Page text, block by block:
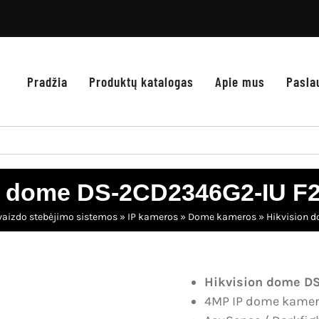
Pradžia Produktų katalogas Apie mus
DS-2CD2346G2-IU
stebėjimo sistemos» IP kameros» Dome kameros» Hikvision
Hikvision dome
4MP IP dome